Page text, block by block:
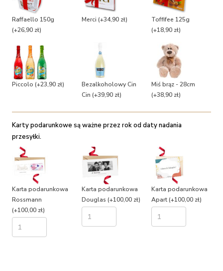
Raffaello 150g
(+26,90 zł)
Merci (+34,90 zł)
Toffifee 125g
(+18,90 zł)
Piccolo (+23,90 zł)
Bezalkoholowy Cin
Cin (+39,90 zł)
Miś brąz - 28cm
(+38,90 zł)
Karty podarunkowe są ważne przez rok od daty nadania
przesyłki.
Karta podarunkowa
Rossmann
(+100,00 zł)
Karta podarunkowa
Douglas (+100,00 zł)
Karta podarunkowa
Apart(+100,00 zł)